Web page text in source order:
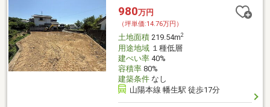
980万円
（坪単価:14.76万円）
土地面積219.54m2
用途地域１種低層
建ぺい率40%
容積率80%
建築条件なし
山陽本線 幡生駅 徒歩17分